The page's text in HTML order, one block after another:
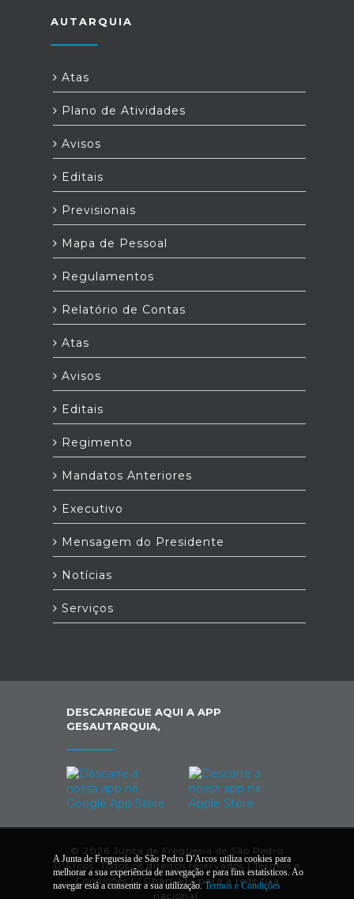
AUTARQUIA
Atas
Plano de Atividades
Avisos
Editais
Previsionais
Mapa de Pessoal
Regulamentos
Relatório de Contas
Atas
Avisos
Editais
Regimento
Mandatos Anteriores
Executivo
Mensagem do Presidente
Notícias
Serviços
DESCARREGUE AQUI A APP
GESAUTARQUIA,
© 2026 Junta de Freguesia de São Pedro
D'Arcos. Todos os direitos reservados |Termos e
Condições |* Chamada para a rede fixa
nacional.
A Junta de Freguesia de São Pedro D'Arcos utiliza cookies para
melhorar a sua experiência de navegação e para fins estatísticos. Ao
navegar está a consentir a sua utilização.Termos e Condições